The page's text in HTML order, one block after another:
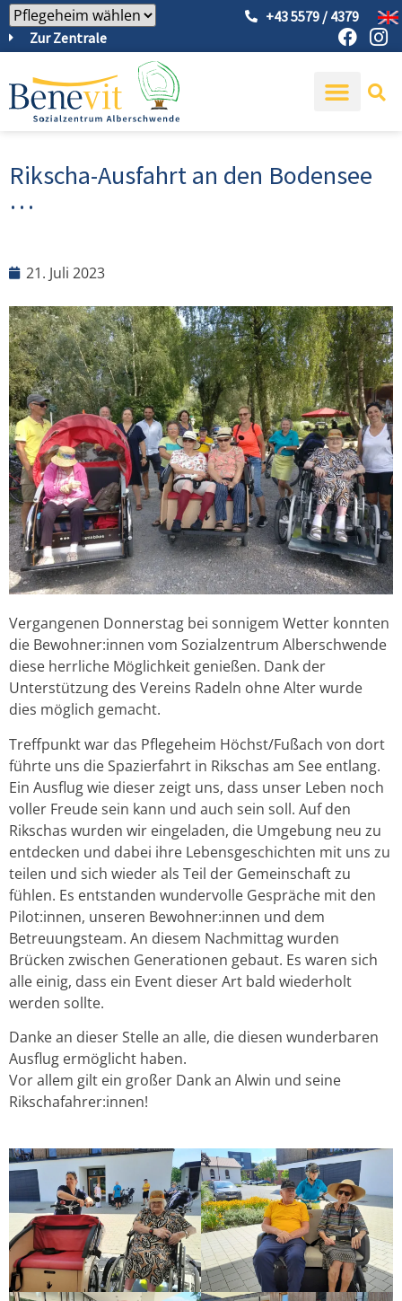
Zur Zentrale
+43 5579 / 4379
Rikscha-Ausfahrt an den Bodensee
…
21. Juli 2023
Vergangenen Donnerstag bei sonnigem Wetter konnten
die Bewohner:innen vom Sozialzentrum Alberschwende
diese herrliche Möglichkeit genießen. Dank der
Unterstützung des Vereins Radeln ohne Alter wurde
dies möglich gemacht.
Treffpunkt war das Pflegeheim Höchst/Fußach von dort
führte uns die Spazierfahrt in Rikschas am See entlang.
Ein Ausflug wie dieser zeigt uns, dass unser Leben noch
voller Freude sein kann und auch sein soll. Auf den
Rikschas wurden wir eingeladen, die Umgebung neu zu
entdecken und dabei ihre Lebensgeschichten mit uns zu
teilen und sich wieder als Teil der Gemeinschaft zu
fühlen. Es entstanden wundervolle Gespräche mit den
Pilot:innen, unseren Bewohner:innen und dem
Betreuungsteam. An diesem Nachmittag wurden
Brücken zwischen Generationen gebaut. Es waren sich
alle einig, dass ein Event dieser Art bald wiederholt
werden sollte.
Danke an dieser Stelle an alle, die diesen wunderbaren
Ausflug ermöglicht haben.
Vor allem gilt ein großer Dank an Alwin und seine
Rikschafahrer:innen!